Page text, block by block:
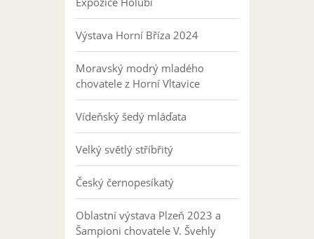
Výstava Horní Bříza 2024
Moravský modrý mladého
chovatele z Horní Vltavice
Vídeňský šedý mláďata
Velký světlý stříbřitý
Český černopesíkatý
Oblastní výstava Plzeň 2023 a
Šampioni chovatele V. Švehly